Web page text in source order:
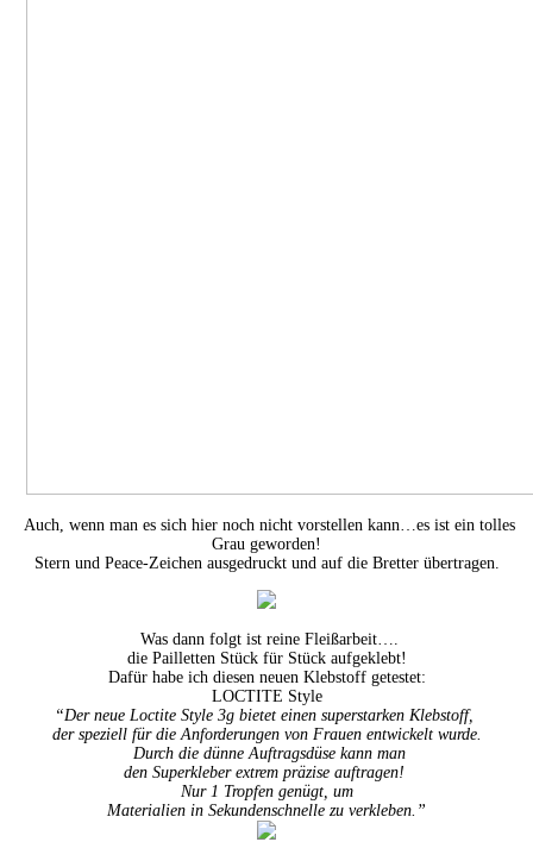
Auch, wenn man es sich hier noch nicht vorstellen kann…es ist ein tolles
Grau geworden!
Stern und Peace-Zeichen ausgedruckt und auf die Bretter übertragen.
Was dann folgt ist reine Fleißarbeit….
die Pailletten Stück für Stück aufgeklebt!
Dafür habe ich diesen neuen Klebstoff getestet:
LOCTITE Style
“Der neue Loctite Style 3g bietet einen superstarken Klebstoff,
der speziell für die Anforderungen von Frauen entwickelt wurde.
Durch die dünne Auftragsdüse kann man
den Superkleber extrem präzise auftragen!
Nur 1 Tropfen genügt, um
Materialien in Sekundenschnelle zu verkleben.”